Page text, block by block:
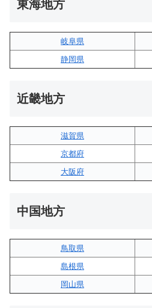
東海地方
岐阜県
静岡県
近畿地方
滋賀県
京都府
大阪府
中国地方
鳥取県
島根県
岡山県